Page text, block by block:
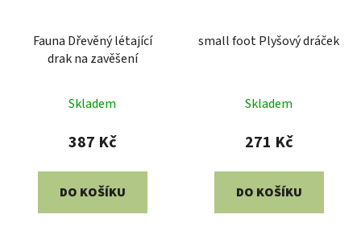
Fauna Dřevěný létající
drak na zavěšení
Skladem
387 Kč
DO KOŠÍKU
small foot Plyšový dráček
Skladem
271 Kč
DO KOŠÍKU